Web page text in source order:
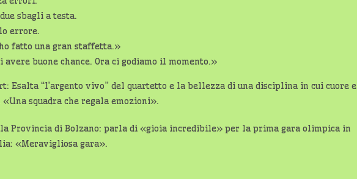
sbagli a testa.
errore.
fatto una gran staffetta.»
avere buone chance. Ora ci godiamo il momento.»
Esalta “l’argento vivo” del quartetto e la bellezza di una disciplina in cui cuore e
squadra che regala emozioni».
Provincia di Bolzano: parla di «gioia incredibile» per la prima gara olimpica in
«Meravigliosa gara».